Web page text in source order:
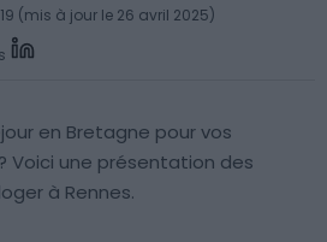
(mis à jour le 26 avril 2025)
en Bretagne pour vos
Voici une présentation des
à Rennes.